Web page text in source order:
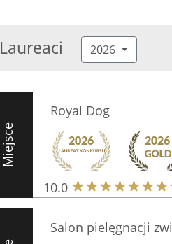
Laureaci 2026
Miejsce
Royal Dog
10.0
Salon pielęgnacji